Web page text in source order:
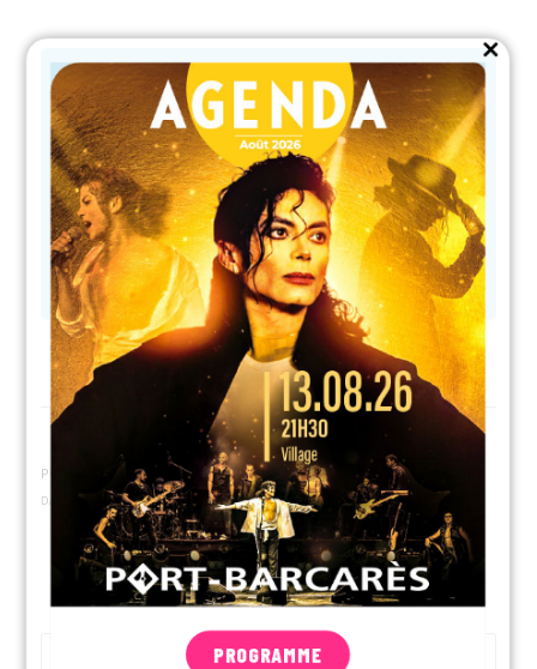
AVEC LES COMPAGNIES
Exoticadanse, avec les Perroquets de Nice
Kalice Prod
, avec Rio Aco Iris de Nice
Les Ambianceurs, avec Mascarade de Nice
La Batucada Blue Arrowd’Espagne
PUBLIÉ LE : 27/02/2024
DANS MAIRIE,ASSOCIATIONS ,ANIMATION
Close
PROGRAMME